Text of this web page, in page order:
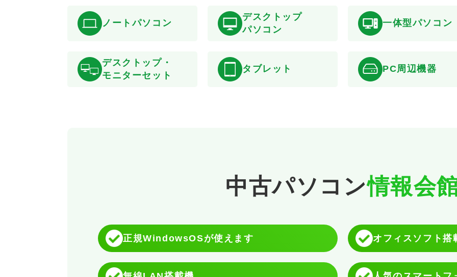
ノートパソコン
デスクトップ
パソコン
一体型パソコン
デスクトップ・
モニターセット
タブレット PC周辺機器
中古パソコン情報会
正規WindowsOSが使えます オフィスソフト搭